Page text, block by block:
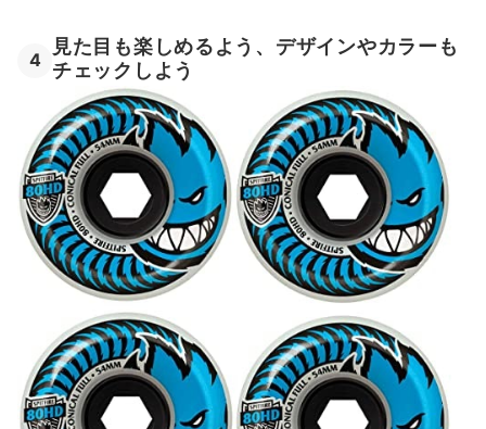
4
見た目も楽しめるよう、デザインやカラーも
チェックしよう